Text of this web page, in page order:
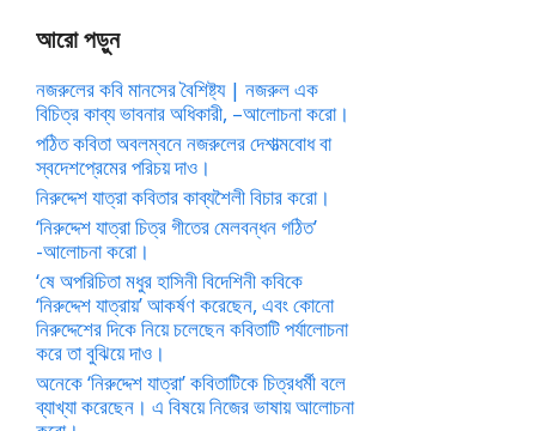
আরো পড়ুন
নজরুলের কবি মানসের বৈশিষ্ট্য | নজরুল এক
বিচিত্র কাব্য ভাবনার অধিকারী, –আলোচনা করো।
পঠিত কবিতা অবলম্বনে নজরুলের দেশাত্মবোধ বা
স্বদেশপ্রেমের পরিচয় দাও।
নিরুদ্দেশ যাত্রা কবিতার কাব্যশৈলী বিচার করো।
‘নিরুদ্দেশ যাত্রা চিত্র গীতের মেলবন্ধন গঠিত’
-আলোচনা করো।
‘ষে অপরিচিতা মধুর হাসিনী বিদেশিনী কবিকে
‘নিরুদ্দেশ যাত্রায়’ আকর্ষণ করেছেন, এবং কোনো
নিরুদ্দেশের দিকে নিয়ে চলেছেন কবিতাটি পর্যালোচনা
করে তা বুঝিয়ে দাও।
অনেকে ‘নিরুদ্দেশ যাত্রা’ কবিতাটিকে চিত্রধর্মী বলে
ব্যাখ্যা করেছেন। এ বিষয়ে নিজের ভাষায় আলোচনা